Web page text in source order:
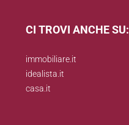
CI TROVI ANCHE SU:
immobiliare.it
idealista.it
casa.it